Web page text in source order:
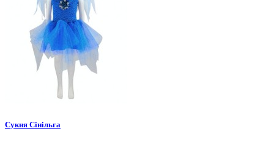
Сукня Сінільга